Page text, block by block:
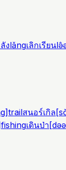
งlǎngเลิกเรียน
]trailสนอร์เกิล[
fishingเดินป่า[